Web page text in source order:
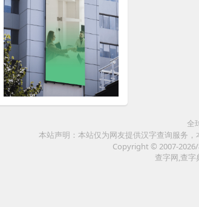
全
本站声明：本站仅为网友提供汉字查询服务
Copyright © 2007-
查字网,查字